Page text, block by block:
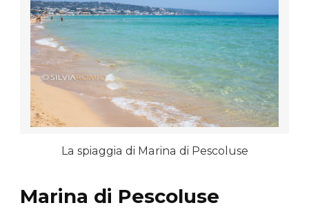
La spiaggia di Marina di Pescoluse
Marina di Pescoluse